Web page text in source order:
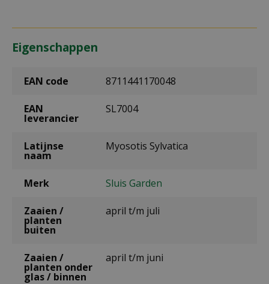
Eigenschappen
EAN code 8711441170048
EAN
leverancier
SL7004
Latijnse
naam
Myosotis Sylvatica
Merk Sluis Garden
Zaaien /
planten
buiten
april t/m juli
Zaaien /
planten onder
glas / binnen
april t/m juni